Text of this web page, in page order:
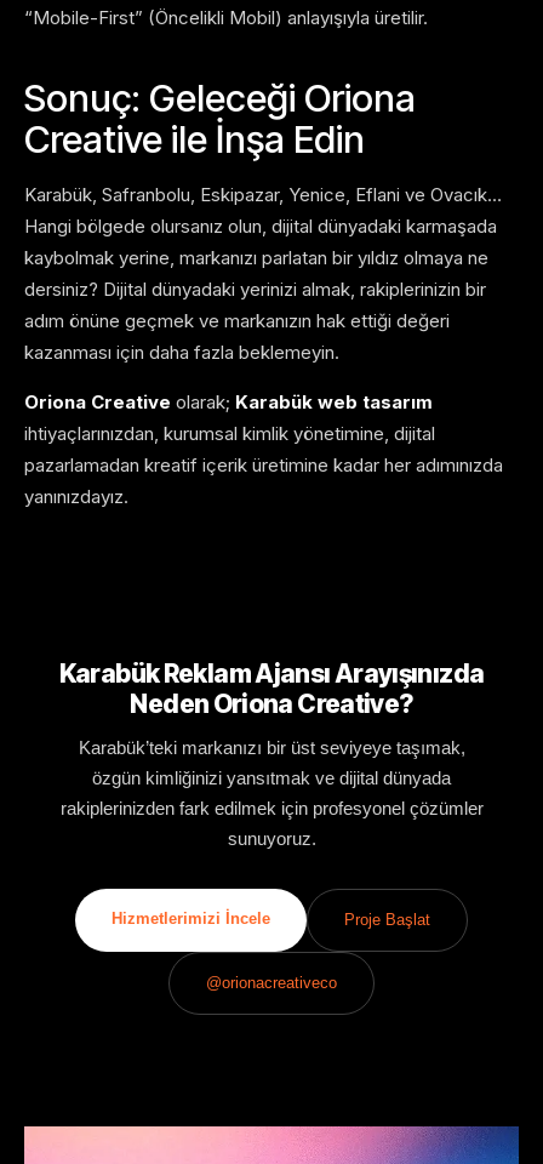
“Mobile-First” (Öncelikli Mobil) anlayışıyla üretilir.
Sonuç: Geleceği Oriona
Creative ile İnşa Edin
Karabük, Safranbolu, Eskipazar, Yenice, Eflani ve Ovacık…
Hangi bölgede olursanız olun, dijital dünyadaki karmaşada
kaybolmak yerine, markanızı parlatan bir yıldız olmaya ne
dersiniz? Dijital dünyadaki yerinizi almak, rakiplerinizin bir
adım önüne geçmek ve markanızın hak ettiği değeri
kazanması için daha fazla beklemeyin.
Oriona Creative olarak; Karabük web tasarım
ihtiyaçlarınızdan, kurumsal kimlik yönetimine, dijital
pazarlamadan kreatif içerik üretimine kadar her adımınızda
yanınızdayız.
Karabük Reklam Ajansı Arayışınızda
Neden Oriona Creative?
Karabük’teki markanızı bir üst seviyeye taşımak,
özgün kimliğinizi yansıtmak ve dijital dünyada
rakiplerinizden fark edilmek için profesyonel çözümler
sunuyoruz.
Hizmetlerimizi İncele Proje Başlat
@orionacreativeco